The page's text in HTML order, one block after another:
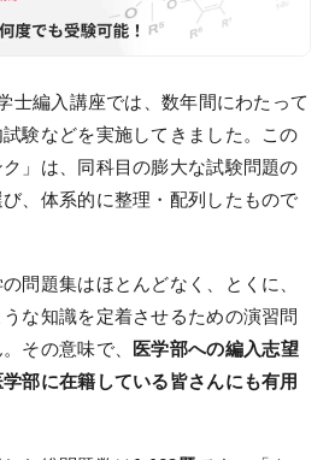
会
士編入講座では、数年間にわたって
験などを実施してきました。この
ク」は、同科目の膨大な試験問題の
、体系的に整理・配列したもので
問題集はほとんどなく、とくに、
な知識を定着させるための演習問
その意味で、
医学部への編入志望
部に在籍している皆さんにも有用